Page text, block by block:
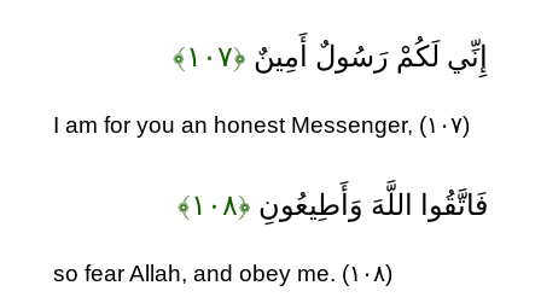
إِنِّي لَكُمْ رَسُولٌ أَمِينٌ ﴿۱۰۷﴾
I am for you an honest Messenger, (۱۰۷)
فَاتَّقُوا اللَّهَ وَأَطِيعُونِ ﴿۱۰۸﴾
so fear Allah, and obey me. (۱۰۸)